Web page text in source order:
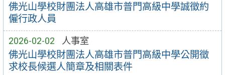
佛光山學校財團法人高雄市普門高級中學誠徵約
僱行政人員
2026-02-02 人事室
佛光山學校財團法人高雄市普門高級中學公開徵
求校長候選人簡章及相關表件